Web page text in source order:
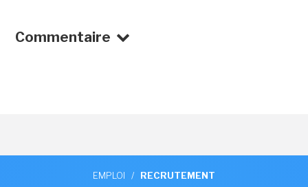
Commentaire
EMPLOI / RECRUTEMENT